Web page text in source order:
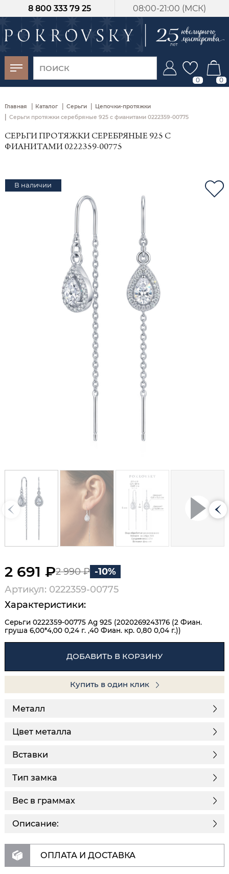
08:00-21:00 (МСК)
8 800 333 79 25
0 0
Главная | Каталог | Серьги | Цепочки-протяжки
| Серьги протяжки серебряные 925 с фианитами 0222359-00775
СЕРЬГИ ПРОТЯЖКИ СЕРЕБРЯНЫЕ 925 С
ФИАНИТАМИ 0222359-00775
В наличии
2 691 ₽2 990 ₽ -10%
Артикул: 0222359-00775
Характеристики:
Серьги 0222359-00775 Ag 925 (2020269243176 (2 Фиан.
груша 6,00*4,00 0,24 г. ,40 Фиан. кр. 0,80 0,04 г.))
ДОБАВИТЬ В КОРЗИНУ
Купить в один клик
Металл
Цвет металла
Вставки
Тип замка
Описание:
Вес в граммах
ОПЛАТА И ДОСТАВКА
-30%
от 15 дней с
момента оплаты